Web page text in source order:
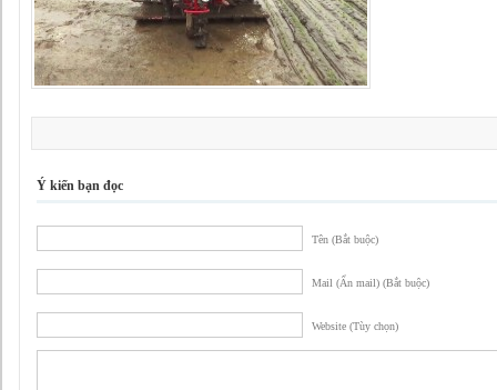
Ý kiến bạn đọc
Tên (Bắt buộc)
Mail (Ẩn mail) (Bắt buộc)
Website (Tùy chọn)